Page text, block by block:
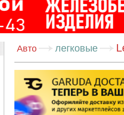
Авто легковые